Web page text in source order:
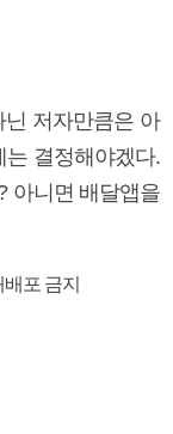
저자만큼은 아
결정해야겠다.
아니면 배달앱을
포 금지